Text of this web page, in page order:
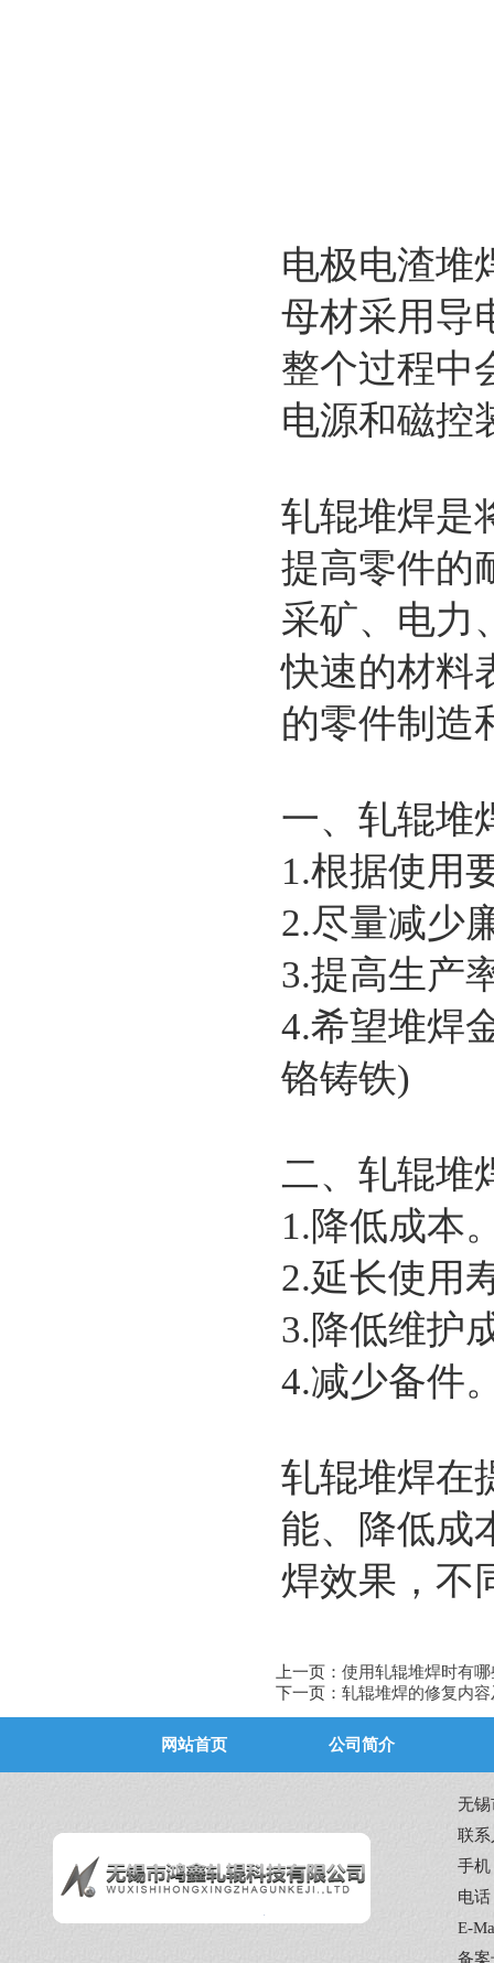
电极电渣堆
母材采用导
整个过程中
电源和磁控
轧辊堆焊是
提高零件的
采矿、电力
快速的材料
的零件制造
一、轧辊堆
1.根据使用
2.尽量减少
3.提高生产
4.希望堆焊
铬铸铁)
二、轧辊堆
1.降低成本
2.延长使用
3.降低维护
4.减少备件
轧辊堆焊在
能、降低成
焊效果，不
上一页： 使用轧辊堆焊时有
下一页： 轧辊堆焊的修复内
网站首页 公司简介
无锡
联系
手机
电话
E-
备案